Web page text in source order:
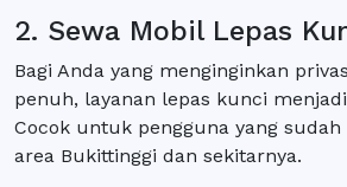
2. Sewa Mobil Lepas
Bagi Anda yang menginginkan
penuh, layanan lepas kunci
Cocok untuk pengguna yang
area Bukittinggi dan sekitarnya.